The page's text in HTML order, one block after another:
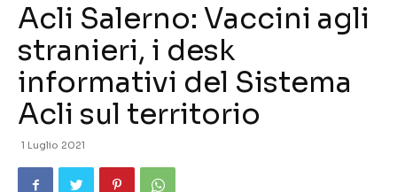
Acli Salerno: Vaccini agli
stranieri, i desk
informativi del Sistema
Acli sul territorio
1 Luglio 2021